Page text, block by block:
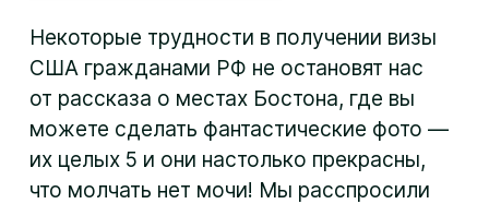
Некоторые трудности в получении визы
США гражданами РФ не остановят нас
от рассказа о местах Бостона, где вы
можете сделать фантастические фото —
их целых 5 и они настолько прекрасны,
что молчать нет мочи! Мы расспросили